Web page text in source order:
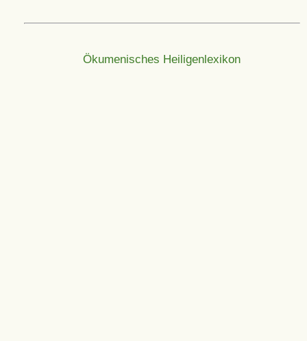
Ökumenisches Heiligenlexikon